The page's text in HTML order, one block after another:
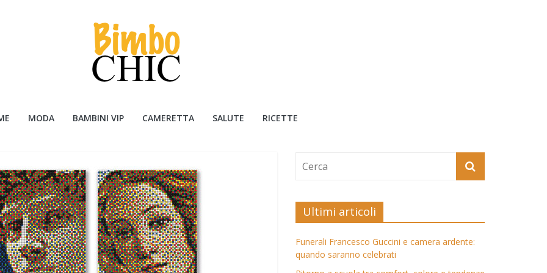
MODA BAMBINI VIP CAMERETTA SALUTE RICETTE
Ultimi articoli
Funerali Francesco Guccini e camera ardente:
quando saranno celebrati